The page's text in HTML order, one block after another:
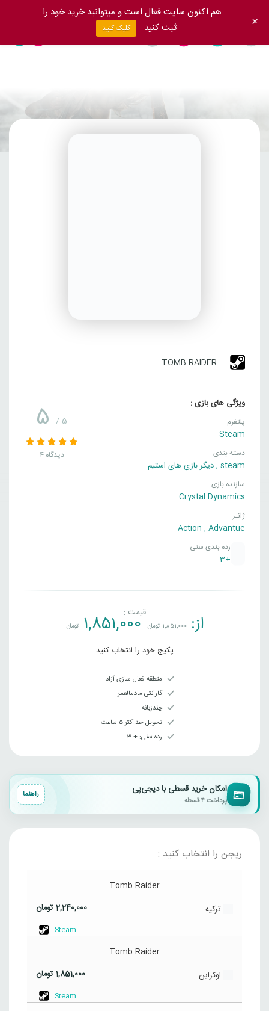
TOMB RAIDER
ویژگی های بازی :
پلتفرم
Steam
دسته بندی
steam
,دیگر بازی های استیم
سازنده بازی
Crystal Dynamics
ژانـر
Action , Advantue
رده بندی سنی
+3
5 / 5
4 دیدگاه
قیمت : از:1,851,000تومان 1,851,000 تومان
پکیج خود را انتخاب کنید
منطقه فعال سازی آزاد
گارانتی مادمالعمر
چندزبانه
تحویل حداکثر ۵ ساعت
رده سنی‌: + 3
امکان خرید قسطی با دیجی‌پی
پرداخت ۴ قسطه
راهنما
ریجن را انتخاب کنید :
ترکیه
Tomb Raider
2,240,000تومان
Steam
اوکراین
Tomb Raider
1,851,000تومان
Steam
هم اکنون سایت فعال است و میتوانید خرید خود را
ثبت کنید
کلیک کنید +